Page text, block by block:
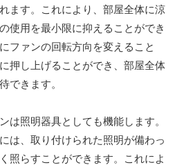
ます。これにより、部屋全体に涼
使用を最小限に抑えることができ
ファンの回転方向を変えること
押し上げることができ、部屋全体
できます。
は照明器具としても機能します。
は、取り付けられた照明が備わっ
照らすことができます。これによ